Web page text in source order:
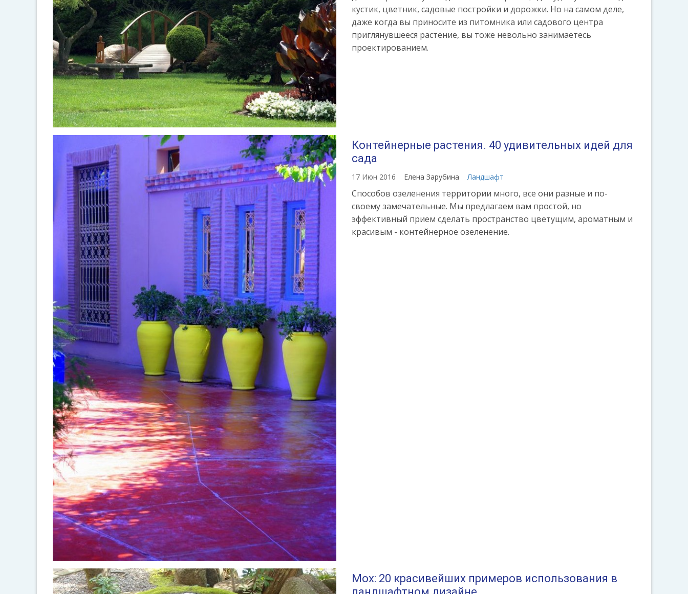
кустик, цветник, садовые постройки и дорожки. Но на самом деле,
даже когда вы приносите из питомника или садового центра
приглянувшееся растение, вы тоже невольно занимаетесь
проектированием.
Контейнерные растения. 40 удивительных идей для
сада
17 Июн 2016 Елена Зарубина Ландшафт
Способов озеленения территории много, все они разные и по-
своему замечательные. Мы предлагаем вам простой, но
эффективный прием сделать пространство цветущим, ароматным и
красивым - контейнерное озеленение.
Мох: 20 красивейших примеров использования в